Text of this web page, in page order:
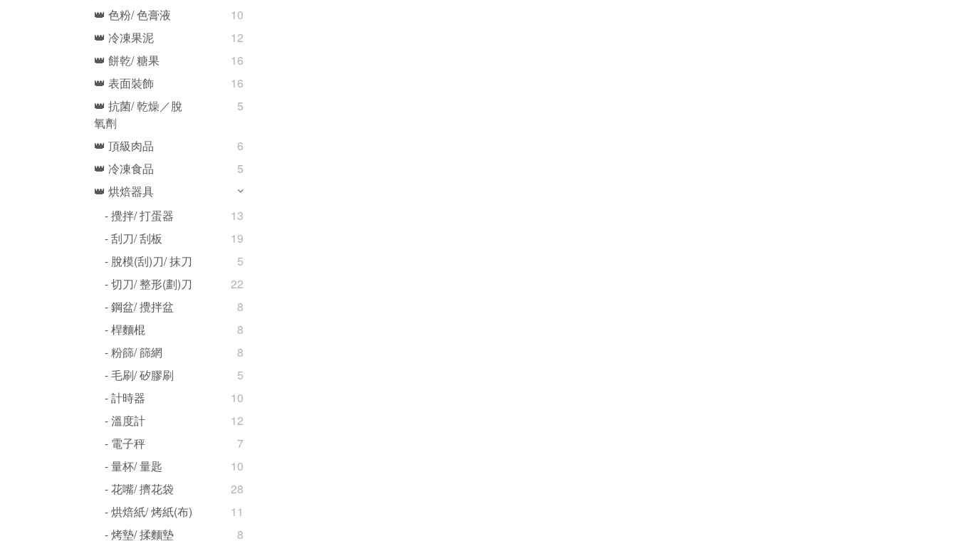
👑 色粉/ 色膏液
10
👑 冷凍果泥
12
👑 餅乾/ 糖果
16
👑 表面裝飾
16
👑 抗菌/ 乾燥／脫
氧劑
5
👑 頂級肉品
6
👑 冷凍食品
5
👑 烘焙器具
- 攪拌/ 打蛋器
13
- 刮刀/ 刮板
19
- 脫模(刮)刀/ 抹刀
5
- 切刀/ 整形(劃)刀
22
- 鋼盆/ 攪拌盆
8
- 桿麵棍
8
- 粉篩/ 篩網
8
- 毛刷/ 矽膠刷
5
- 計時器
10
- 溫度計
12
- 電子秤
7
- 量杯/ 量匙
10
- 花嘴/ 擠花袋
28
- 烘焙紙/ 烤紙(布)
11
- 烤墊/ 揉麵墊
8